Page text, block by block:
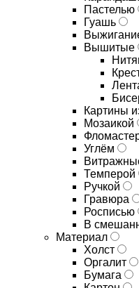
Пастелью
Гуашь
Вышитые
Картины
Мозаикой
Углём
Темперой
Ручкой
Гравюра
Росписью
В
Материал
Холст
Оргалит
Бумага